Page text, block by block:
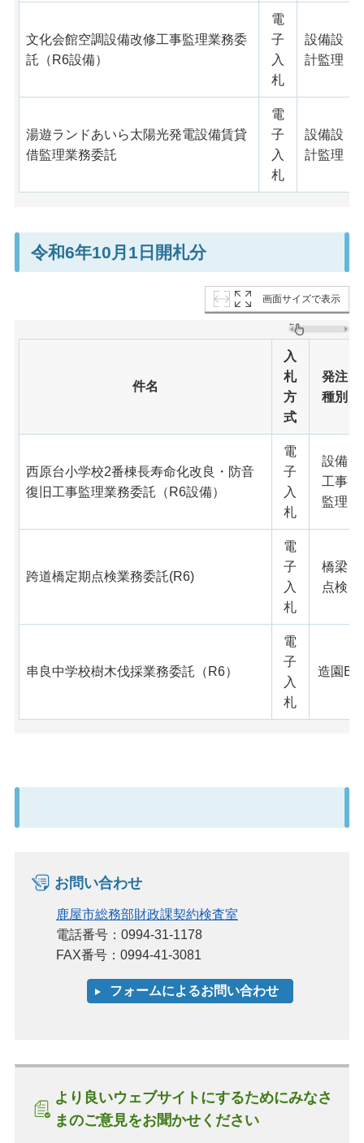
文化会館空調設備改修工事監理業務委
託（R6設備）
電
子
入
札
設備設
計監理
湯遊ランドあいら太陽光発電設備賃貸
借監理業務委託
電
子
入
札
設備設
計監理
令和6年10月1日開札分
画面サイズで表示
件名
入
札
方
式
発注
種別
西原台小学校2番棟長寿命化改良・防音
復旧工事監理業務委託（R6設備）
電
子
入
札
設備
工事
監理
跨道橋定期点検業務委託(R6)
電
子
入
札
橋梁
点検
串良中学校樹木伐採業務委託（R6）
電
子
入
札
造園B
お問い合わせ
鹿屋市総務部財政課契約検査室
電話番号：0994-31-1178
FAX番号：0994-41-3081
より良いウェブサイトにするためにみなさ
まのご意見をお聞かせください